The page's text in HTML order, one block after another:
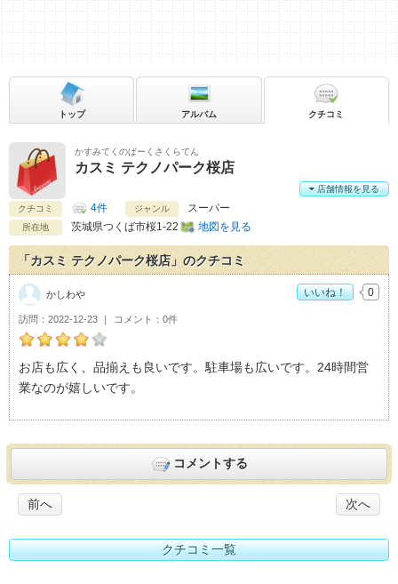
かすみてくのぱーくさくらてん
カスミ テクノパーク桜店
クチコミ 4件 ジャンル スーパー
所在地 茨城県つくば市桜1-22 地図を見る
店舗情報を見る
トップ アルバム クチコミ
「カスミ テクノパーク桜店」のクチコミ
かしわやのカスミ テクノパーク桜店おすすめ度：4
お店も広く、品揃えも良いです。駐車場も広いです。24時間営
業なのが嬉しいです。
訪問 2022-12-23 コメント 0件
かしわや いいね！ 0
コメントする
前へ 次へ
クチコミ一覧